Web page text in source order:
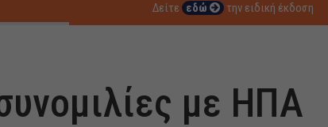
Δείτε εδώ την ειδική έκδοση
με ΗΠΑ